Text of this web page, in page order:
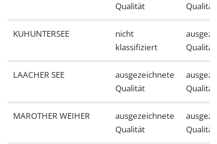
Qualität
Qualität
KUHUNTERSEE
nicht
klassifiziert
Qualität
LAACHER SEE
ausgezeichnete
Qualität
Qualität
MAROTHER WEIHER
ausgezeichnete
Qualität
Qualität